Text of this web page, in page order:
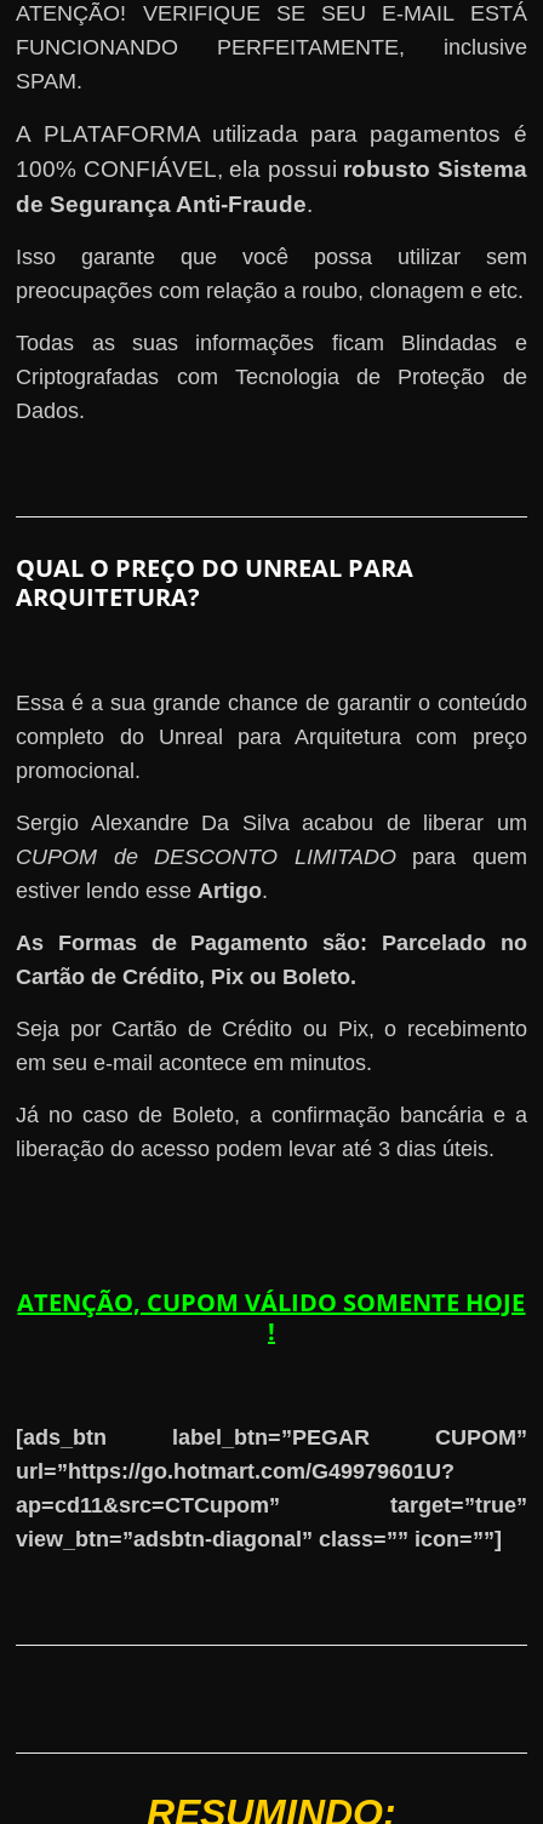
ATENÇÃO! VERIFIQUE SE SEU E-MAIL ESTÁ
FUNCIONANDO PERFEITAMENTE, inclusive
SPAM.
A PLATAFORMA utilizada para pagamentos é
100% CONFIÁVEL, ela possui robusto Sistema
de Segurança Anti-Fraude.
Isso garante que você possa utilizar sem
preocupações com relação a roubo, clonagem e etc.
Todas as suas informações ficam Blindadas e
Criptografadas com Tecnologia de Proteção de
Dados.
QUAL O PREÇO DO UNREAL PARA
ARQUITETURA?
Essa é a sua grande chance de garantir o conteúdo
completo do Unreal para Arquitetura com preço
promocional.
Sergio Alexandre Da Silva acabou de liberar um
CUPOM de DESCONTO LIMITADOpara quem
estiver lendo esse Artigo.
As Formas de Pagamento são: Parcelado no
Cartão de Crédito, Pix ou Boleto.
Seja por Cartão de Crédito ou Pix, o recebimento
em seu e-mail acontece em minutos.
Já no caso de Boleto, a confirmação bancária e a
liberação do acesso podem levar até 3 dias úteis.
ATENÇÃO, CUPOM VÁLIDO SOMENTE HOJE
!
[ads_btn label_btn=”PEGAR CUPOM”
url=”https://go.hotmart.com/G49979601U?
ap=cd11&src=CTCupom” target=”true”
view_btn=”adsbtn-diagonal” class=”” icon=””]
RESUMINDO: